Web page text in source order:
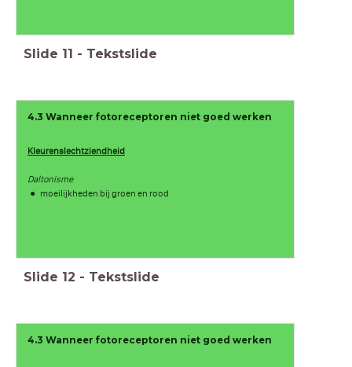
Slide 11 - Tekstslide
4.3 Wanneer fotoreceptoren niet goed werken
Kleurenslechtziendheid
Daltonisme
moeilijkheden bij groen en rood
Slide 12 - Tekstslide
4.3 Wanneer fotoreceptoren niet goed werken